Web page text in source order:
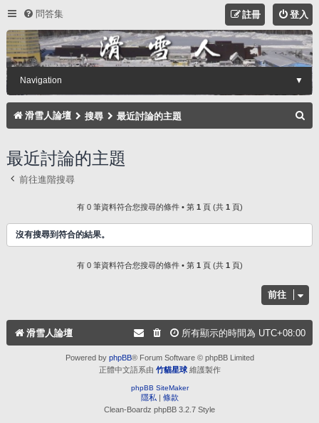
問答集 登入
註冊
Navigation ▼
滑雪人論壇 搜尋 最近討論的主題
最近討論的主題
前往進階搜尋
有 0 筆資料符合您搜尋的條件 • 第 1 頁 (共 1 頁)
沒有搜尋到符合的結果。
有 0 筆資料符合您搜尋的條件 • 第 1 頁 (共 1 頁)
前往
滑雪人論壇 所有顯示的時間為 UTC+08:00
Powered by phpBB® Forum Software © phpBB Limited
正體中文語系由 竹貓星球維護製作
phpBB SiteMaker
隱私 | 條款
Clean-Boardz phpBB 3.2.7 Style